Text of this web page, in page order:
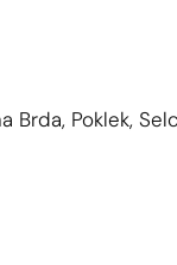
Brda, Poklek,